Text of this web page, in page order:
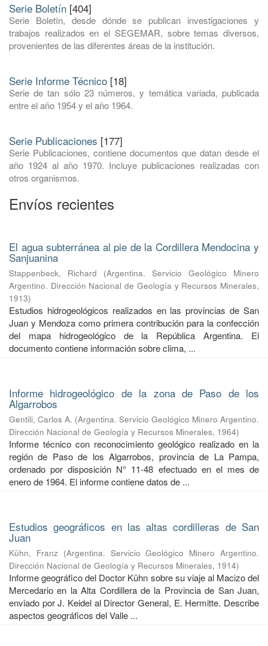
Serie Boletín [404]
Serie Boletín, desde dónde se publican investigaciones y
trabajos realizados en el SEGEMAR, sobre temas diversos,
provenientes de las diferentes áreas de la institución.
Serie Informe Técnico [18]
Serie de tan sólo 23 números, y temática variada, publicada
entre el año 1954 y el año 1964.
Serie Publicaciones [177]
Serie Publicaciones, contiene documentos que datan desde el
año 1924 al año 1970. Incluye publicaciones realizadas con
otros organismos.
Envíos recientes
El agua subterránea al pie de la Cordillera Mendocina y
Sanjuanina
Stappenbeck, Richard (Argentina. Servicio Geológico Minero
Argentino. Dirección Nacional de Geología y Recursos Minerales,
1913)
Estudios hidrogeológicos realizados en las provincias de San
Juan y Mendoza como primera contribución para la confección
del mapa hidrogeológico de la República Argentina. El
documento contiene información sobre clima, ...
Informe hidrogeológico de la zona de Paso de los
Algarrobos
Gentili, Carlos A. (Argentina. Servicio Geológico Minero Argentino.
Dirección Nacional de Geología y Recursos Minerales, 1964)
Informe técnico con reconocimiento geológico realizado en la
región de Paso de los Algarrobos, provincia de La Pampa,
ordenado por disposición N° 11-48 efectuado en el mes de
enero de 1964. El informe contiene datos de ...
Estudios geográficos en las altas cordilleras de San
Juan
Kühn, Franz (Argentina. Servicio Geológico Minero Argentino.
Dirección Nacional de Geología y Recursos Minerales, 1914)
Informe geográfico del Doctor Kühn sobre su viaje al Macizo del
Mercedario en la Alta Cordillera de la Provincia de San Juan,
enviado por J. Keidel al Director General, E. Hermitte. Describe
aspectos geográficos del Valle ...